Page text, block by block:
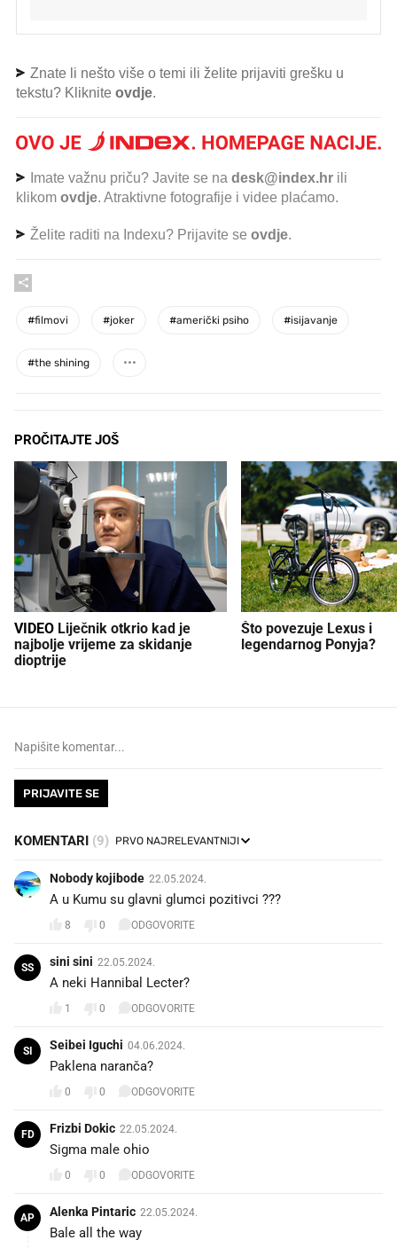
Znate li nešto više o temi ili želite prijaviti grešku u
tekstu? Kliknite ovdje.
Imate važnu priču? Javite se na desk@index.hr ili
klikom ovdje. Atraktivne fotografije i videe plaćamo.
Želite raditi na Indexu? Prijavite se ovdje.
#filmovi #joker #američki psiho #isijavanje
#the shining
PROČITAJTE JOŠ
VIDEO
najbolje vrijeme za skidanje
dioptrije
Što povezuje Lexus i
legendarnog Ponyja?
PRIJAVITE SE
KOMENTARI (9)
Nobody kojibode 22.05.2024.
A u Kumu su glavni glumci pozitivci ???
8 0 ODGOVORITE
SS sini sini 22.05.2024.
A neki Hannibal Lecter?
1 0 ODGOVORITE
SI Seibei Iguchi 04.06.2024.
Paklena naranča?
0 0 ODGOVORITE
FD Frizbi Dokic 22.05.2024.
Sigma male ohio
0 0 ODGOVORITE
AP Alenka Pintaric 22.05.2024.
Bale all the way